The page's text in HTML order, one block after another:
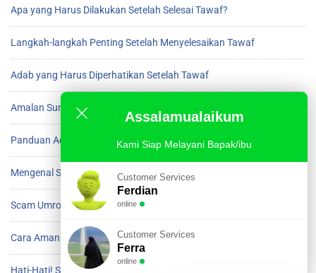
Apa yang Harus Dilakukan Setelah Selesai Tawaf?
Langkah-langkah Penting Setelah Menyelesaikan Tawaf
Adab yang Harus Diperhatikan Setelah Tawaf
Amalan Sunnah Setelah Beres Tawaf di Ka’bah
Panduan Adab Setelah Menyelesaikan Tawaf
Mengenal Scam Umroh dan Cara Menghindarinya
Scam Umroh yang Harus Diwaspadai Jamaah
Cara Aman Menghindari Scam saat Umroh
Hati-Hati! Scam Mengincar Jamaah Umroh
Assalamualaikum
Kami Siap Melayani Bapak/ibu
Customer Services
Ferdian
online
Customer Services
Ferra
online